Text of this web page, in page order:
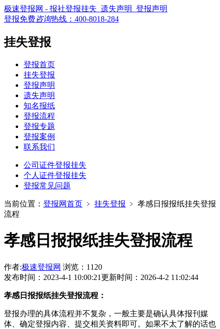
极速登报网 - 报社登报挂失_遗失声明_登报声明
登报免费咨询热线： 400-8018-284
挂失登报
登报首页
挂失登报
登报声明
遗失声明
知名报纸
登报流程
登报专题
登报案例
联系我们
公司证件登报挂失
个人证件登报挂失
登报常见问题
当前位置： 登报网首页 ﹥ 挂失登报 ﹥ 孝感日报报纸挂失登报
流程
孝感日报报纸挂失登报流程
作者:极速登报网 浏览：1120
发布时间：2023-4-1 10:00:21更新时间：2026-4-2 11:02:44
孝感日报报纸挂失登报流程：
登报办理的具体流程并不复杂，一般主要是确认具体报刊媒
体、确定登报内容、提交相关资料即可。如果不太了解的话也